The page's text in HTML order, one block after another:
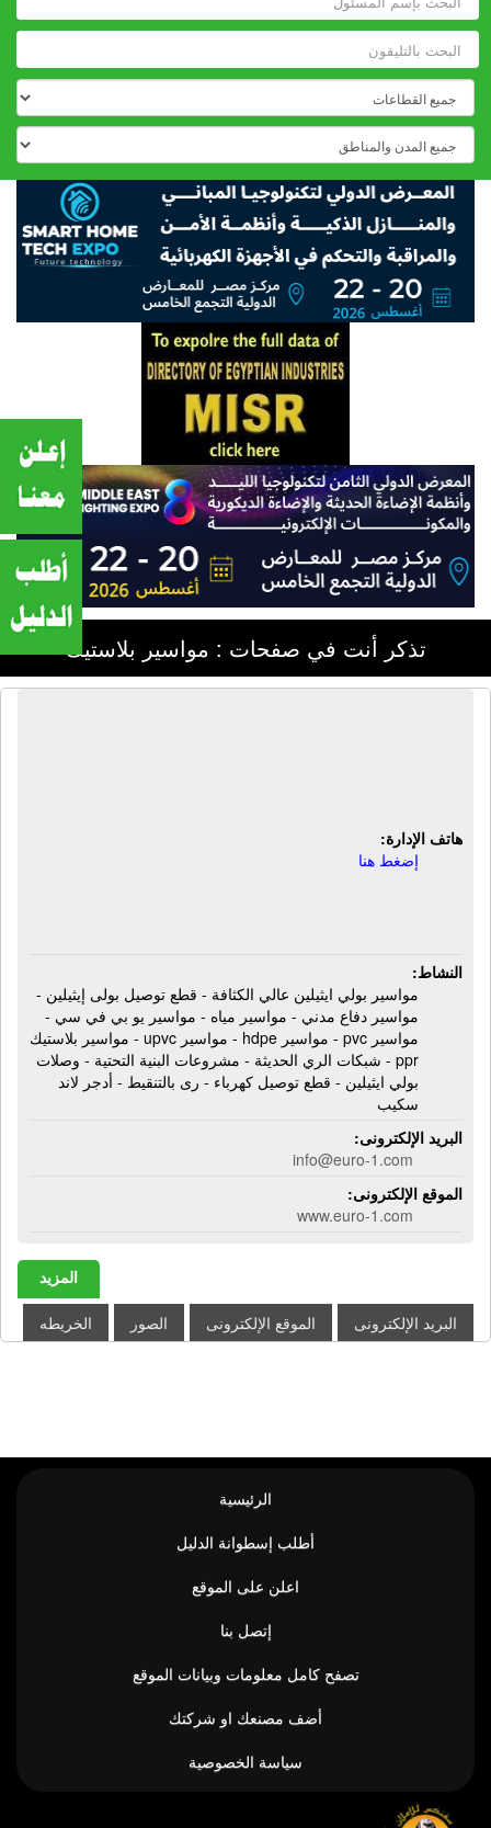
تذكر أنت في صفحات : مواسير بلاستيك
هاتف الإدارة:
إضغط هنا
النشاط:
مواسير بولي ايثيلين عالي الكثافة - قطع توصيل بولى إيثيلين -
مواسير دفاع مدني - مواسير مياه - مواسير يو بي في سي -
مواسير pvc - مواسير hdpe - مواسير upvc - مواسير بلاستيك
ppr - شبكات الري الحديثة - مشروعات البنية التحتية - وصلات
بولي ايثيلين - قطع توصيل كهرباء - رى بالتنقيط - أدجر لاند
سكيب
البريد الإلكترونى:
info@euro-1.com
الموقع الإلكترونى:
www.euro-1.com
المزيد
البريد الإلكترونى الموقع الإلكترونى الصور الخريطه
الرئيسية
أطلب إسطوانة الدليل
اعلن على الموقع
إتصل بنا
تصفح كامل معلومات وبيانات الموقع
أضف مصنعك او شركتك
سياسة الخصوصية